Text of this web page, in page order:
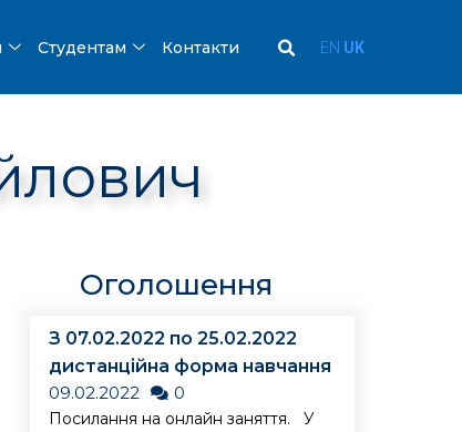
Студентам Контакти EN UK
Оголошення
З 07.02.2022 по 25.02.2022
дистанційна форма навчання
09.02.2022
0
Посилання на онлайн заняття. У